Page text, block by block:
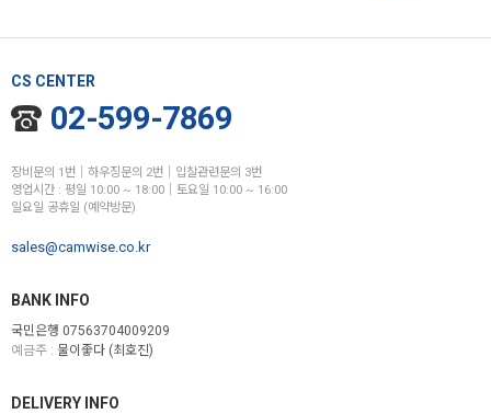
CS CENTER
02-599-7869
장비문의 1번│하우징문의 2번│입찰관련문의 3번
영업시간 : 평일 10:00 ~ 18:00│토요일 10:00 ~ 16:00
일요일 공휴일 (예약방문)
sales@camwise.co.kr
BANK INFO
국민은행 07563704009209
예금주 : 물이좋다 (최호진)
DELIVERY INFO